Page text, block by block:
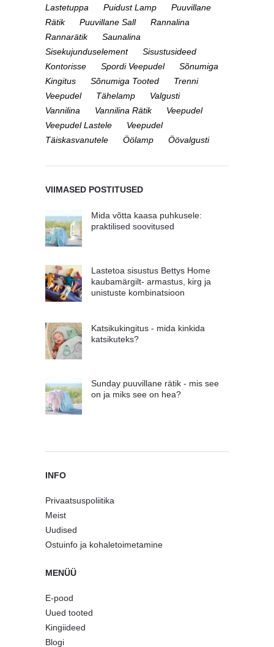
Lastetuppa
Puidust Lamp
Puuvillane
Rätik
Puuvillane Sall
Rannalina
Rannarätik
Saunalina
Sisekujunduselement
Sisustusideed
Kontorisse
Spordi Veepudel
Sõnumiga
Kingitus
Sõnumiga Tooted
Trenni
Veepudel
Tähelamp
Valgusti
Vannilina
Vannilina Rätik
Veepudel
Veepudel Lastele
Veepudel
Täiskasvanutele
Öölamp Öövalgusti
VIIMASED POSTITUSED
Mida võtta kaasa puhkusele:
praktilised soovitused
Lastetoa sisustus Bettys Home
kaubamärgilt- armastus, kirg ja
unistuste kombinatsioon
Katsikukingitus - mida kinkida
katsikuteks?
Sunday puuvillane rätik - mis see
on ja miks see on hea?
INFO
Privaatsuspoliitika
Meist
Uudised
Ostuinfo ja kohaletoimetamine
MENÜÜ
E-pood
Uued tooted
Kingiideed
Blogi